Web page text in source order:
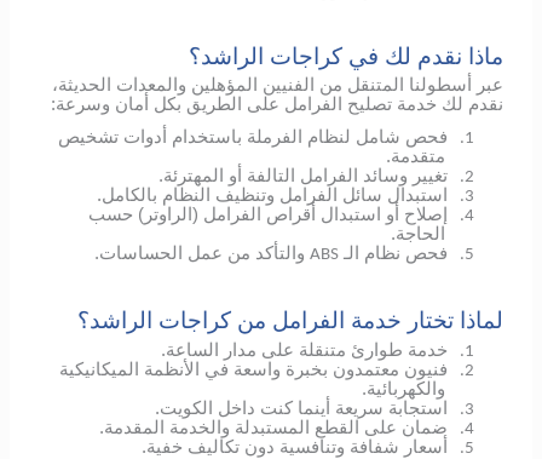
ماذا نقدم لك في كراجات الراشد؟
عبر أسطولنا المتنقل من الفنيين المؤهلين والمعدات الحديثة،
نقدم لك خدمة تصليح الفرامل على الطريق بكل أمان وسرعة:
1.
فحص شامل لنظام الفرملة باستخدام أدوات تشخيص
متقدمة.
2. تغيير وسائد الفرامل التالفة أو المهترئة.
3. استبدال سائل الفرامل وتنظيف النظام بالكامل.
4.
إصلاح أو استبدال أقراص الفرامل (الراوتر) حسب
الحاجة.
5. فحص نظام الـABS والتأكد من عمل الحساسات.
لماذا تختار خدمة الفرامل من كراجات الراشد؟
1. خدمة طوارئ متنقلة على مدار الساعة.
2.
فنيون معتمدون بخبرة واسعة في الأنظمة الميكانيكية
والكهربائية.
3. استجابة سريعة أينما كنت داخل الكويت.
4. ضمان على القطع المستبدلة والخدمة المقدمة.
5. أسعار شفافة وتنافسية دون تكاليف خفية.